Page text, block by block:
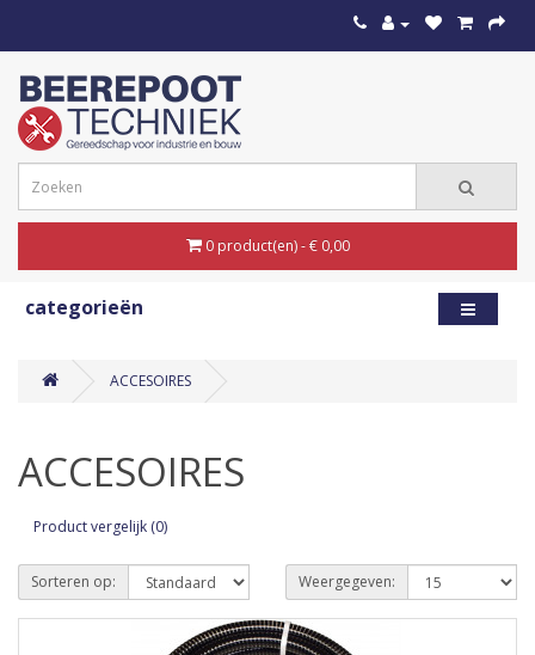
0 product(en) - € 0,00
categorieën
ACCESOIRES
ACCESOIRES
Product vergelijk (0)
Sorteren op: Weergegeven: